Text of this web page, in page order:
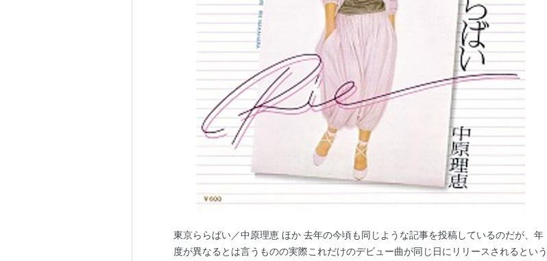
東京ららばい／中原理恵 ほか 去年の今頃も同じような記事を投稿しているのだが、年
度が異なるとは言うものの実際これだけのデビュー曲が同じ日にリリースされるという